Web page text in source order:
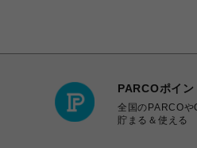
PARCOポイン
全国のPARCO
貯まる＆使える